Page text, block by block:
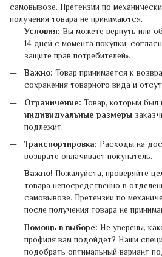
самовывозе. Претензии по
получения товара не принимаются.
Условия: Вы можете вернуть или
14 дней с момента покупки,
защите прав потребителей».
Важно: Товар принимается к
сохранения товарного вида и
Ограничение: Товар, который был
индивидуальные размеры
подлежит.
Транспортировка: Расходы на
возврате оплачивает покупатель.
Важно! Пожалуйста, проверяйте
товара непосредственно в
самовывозе. Претензии по
после получения товара не
Помощь в выборе: Не уверены,
профиля вам подойдет? Наши
подобрать оптимальный вариант